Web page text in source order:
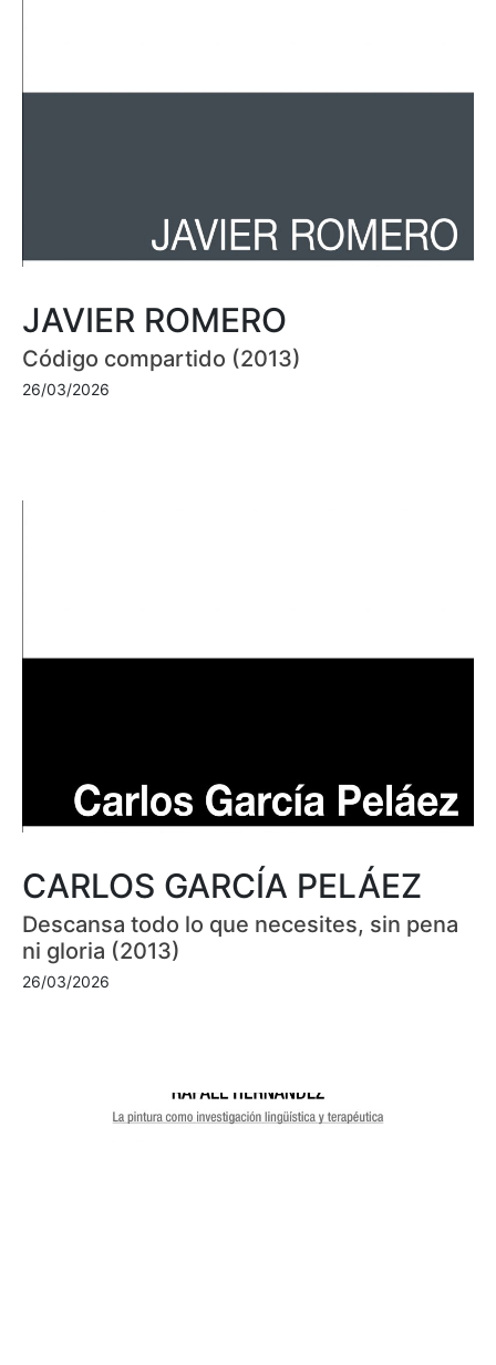
JAVIER ROMERO
Código compartido (2013)
26/03/2026
CARLOS GARCÍA PELÁEZ
Descansa todo lo que necesites, sin pena
ni gloria (2013)
26/03/2026